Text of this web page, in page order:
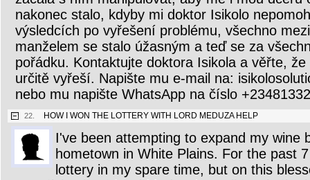
nakonec stalo, kdyby mi doktor Isikolo
výsledcích po vyřešení problému, všechno
manželem se stalo úžasným a teď se za
pořádku. Kontaktujte doktora Isikola a věřte,
určitě vyřeší. Napište mu e-mail na:
nebo mu napište WhatsApp na číslo
22. HOW I WON THE LOTTERY WITH LORD MEDUZA HELP
I've been attempting to expand my wine
hometown in White Plains. For the past
lottery in my spare time, but on this